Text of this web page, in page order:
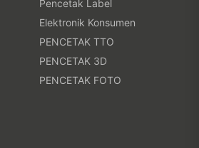
Pencetak Label
Elektronik Konsumen
PENCETAK TTO
PENCETAK 3D
PENCETAK FOTO